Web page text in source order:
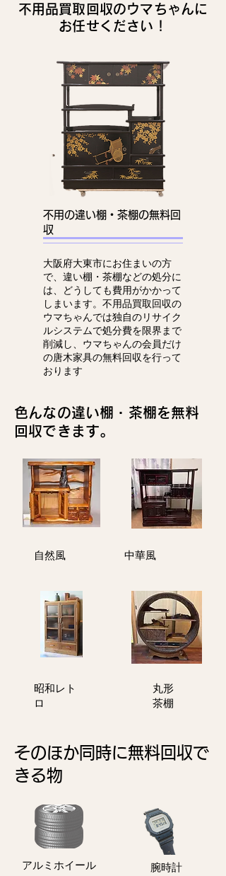
不用品買取回収のウマちゃんに
お任せください！
不用の違い棚・茶棚の無料回
収
大阪府大東市にお住まいの方
で、違い棚・茶棚などの処分に
は、どうしても費用がかかって
しまいます。不用品買取回収の
ウマちゃんでは独自のリサイク
ルシステムで処分費を限界まで
削減し、ウマちゃんの会員だけ
の唐木家具の無料回収を行って
おります
色んなの違い棚・茶棚を無料
回収できます。
​自然風
​昭和レト
ロ
中華風
丸形
茶棚
そのほか同時に無料回収で
きる物
アルミホイール ​腕時計